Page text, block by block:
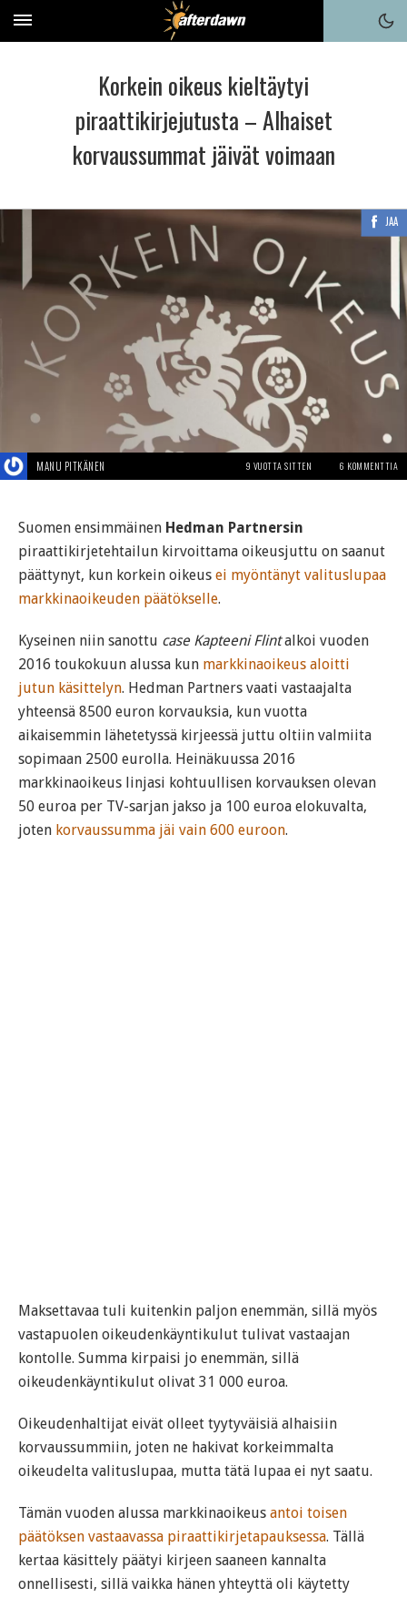
Korkein oikeus kieltäytyi
piraattikirjejutusta – Alhaiset
korvaussummat jäivät voimaan
JAA
MANU PITKÄNEN 9 VUOTTA SITTEN 6 KOMMENTTIA
Suomen ensimmäinen Hedman Partnersin
piraattikirjetehtailun kirvoittama oikeusjuttu on saanut
päättynyt, kun korkein oikeus ei myöntänyt valituslupaa
markkinaoikeuden päätökselle.
Kyseinen niin sanottu case Kapteeni Flintalkoi vuoden
2016 toukokuun alussa kun markkinaoikeus aloitti
jutun käsittelyn. Hedman Partners vaati vastaajalta
yhteensä 8500 euron korvauksia, kun vuotta
aikaisemmin lähetetyssä kirjeessä juttu oltiin valmiita
sopimaan 2500 eurolla. Heinäkuussa 2016
markkinaoikeus linjasi kohtuullisen korvauksen olevan
50 euroa per TV-sarjan jakso ja 100 euroa elokuvalta,
joten korvaussumma jäi vain 600 euroon.
Maksettavaa tuli kuitenkin paljon enemmän, sillä myös
vastapuolen oikeudenkäyntikulut tulivat vastaajan
kontolle. Summa kirpaisi jo enemmän, sillä
oikeudenkäyntikulut olivat 31 000 euroa.
Oikeudenhaltijat eivät olleet tyytyväisiä alhaisiin
korvaussummiin, joten ne hakivat korkeimmalta
oikeudelta valituslupaa, mutta tätä lupaa ei nyt saatu.
Tämän vuoden alussa markkinaoikeus antoi toisen
päätöksen vastaavassa piraattikirjetapauksessa. Tällä
kertaa käsittely päätyi kirjeen saaneen kannalta
onnellisesti, sillä vaikka hänen yhteyttä oli käytetty